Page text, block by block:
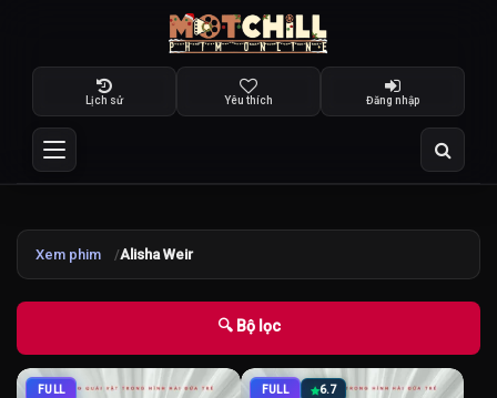
Lịch sử Yêu thích Đăng nhập
Xem phim Alisha Weir
🔍 Bộ lọc
FULL FULL 6.7